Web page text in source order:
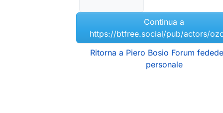
Continua a
https://btfree.social/pub/actors/
Ritorna a Piero Bosio Forum
personale